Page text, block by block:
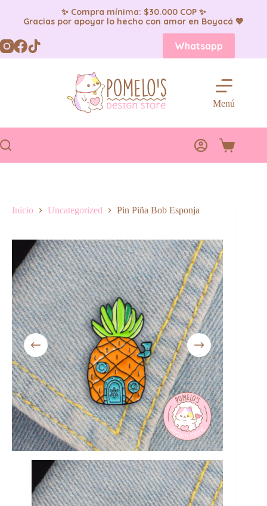
✨ Compra mínima: $30.000 COP ✨
Gracias por apoyar lo hecho con amor en Boyacá 💖
Saltar
al
contenido
Whatsapp
Menú
Carro
Inicio Uncategorized Pin Piña Bob Esponja